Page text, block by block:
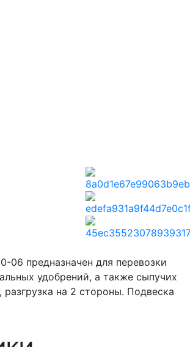
предназначен для перевозки
удобрений, а также сыпучих
на 2 стороны. Подвеска